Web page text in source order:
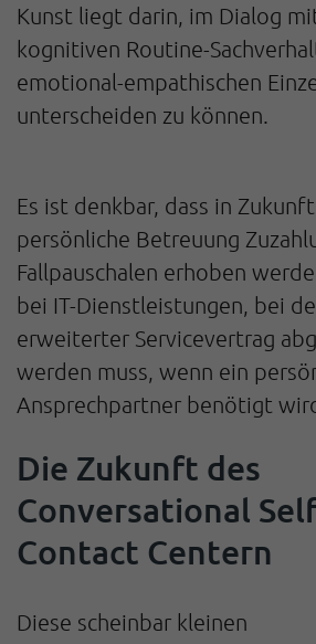
Kunst liegt darin, im Dialog
kognitiven Routine-
emotional-empathischen
unterscheiden zu können.
Es ist denkbar, dass in
persönliche Betreuung
Fallpauschalen erhoben
bei IT-Dienstleistungen, bei
erweiterter Servicevertrag
werden muss, wenn ein
Ansprechpartner benötigt
Die Zukunft des
Conversational
Contact Centern
Diese scheinbar kleinen